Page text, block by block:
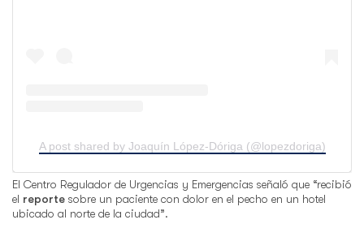
A post shared by Joaquín López-Dóriga (@lopezdoriga)
El Centro Regulador de Urgencias y Emergencias señaló que “recibió
el reporte sobre un paciente con dolor en el pecho en un hotel
ubicado al norte de la ciudad”.